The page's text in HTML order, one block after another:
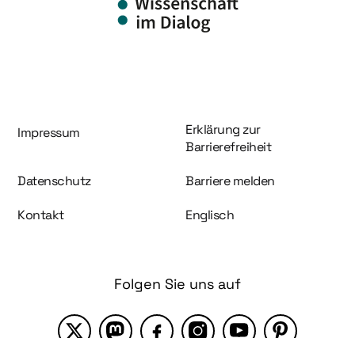
Information und Service
Impressum
Erklärung zur
Barrierefreiheit
Datenschutz Barriere melden
Kontakt Englisch
Folgen Sie uns auf